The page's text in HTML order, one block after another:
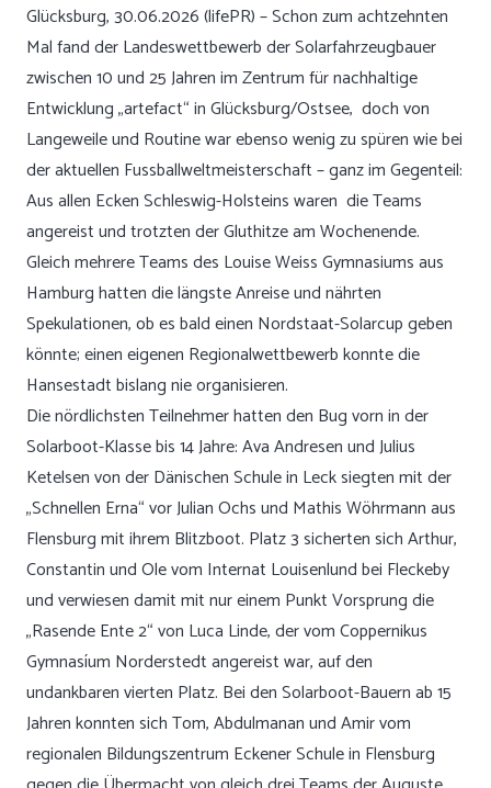
Glücksburg, 30.06.2026 (lifePR) – Schon zum achtzehnten
Mal fand der Landeswettbewerb der Solarfahrzeugbauer
zwischen 10 und 25 Jahren im Zentrum für nachhaltige
Entwicklung „artefact“ in Glücksburg/Ostsee, doch von
Langeweile und Routine war ebenso wenig zu spüren wie bei
der aktuellen Fussballweltmeisterschaft – ganz im Gegenteil:
Aus allen Ecken Schleswig-Holsteins waren die Teams
angereist und trotzten der Gluthitze am Wochenende.
Gleich mehrere Teams des Louise Weiss Gymnasiums aus
Hamburg hatten die längste Anreise und nährten
Spekulationen, ob es bald einen Nordstaat-Solarcup geben
könnte; einen eigenen Regionalwettbewerb konnte die
Hansestadt bislang nie organisieren.
Die nördlichsten Teilnehmer hatten den Bug vorn in der
Solarboot-Klasse bis 14 Jahre: Ava Andresen und Julius
Ketelsen von der Dänischen Schule in Leck siegten mit der
„Schnellen Erna“ vor Julian Ochs und Mathis Wöhrmann aus
Flensburg mit ihrem Blitzboot. Platz 3 sicherten sich Arthur,
Constantin und Ole vom Internat Louisenlund bei Fleckeby
und verwiesen damit mit nur einem Punkt Vorsprung die
„Rasende Ente 2“ von Luca Linde, der vom Coppernikus
Gymnasíum Norderstedt angereist war, auf den
undankbaren vierten Platz. Bei den Solarboot-Bauern ab 15
Jahren konnten sich Tom, Abdulmanan und Amir vom
regionalen Bildungszentrum Eckener Schule in Flensburg